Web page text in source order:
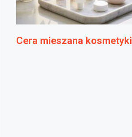
Cera mieszana kosmetyki